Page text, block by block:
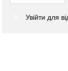
Увійти для